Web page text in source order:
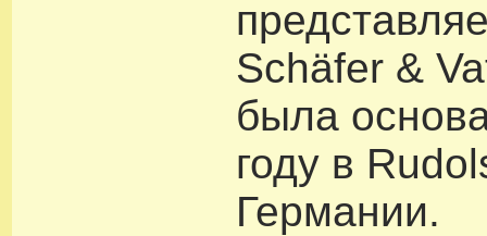
Schäfer &
была
году в
Германии.